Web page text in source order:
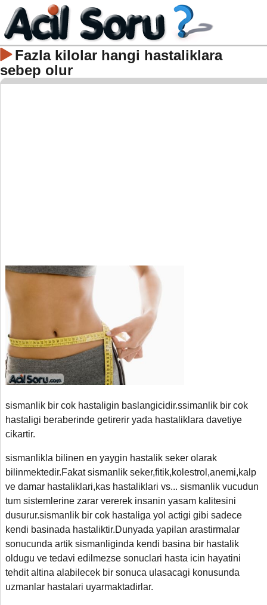
Fazla kilolar hangi hastaliklara
sebep olur
sismanlik bir cok hastaligin baslangicidir.ssimanlik bir cok
hastaligi beraberinde getirerir yada hastaliklara davetiye
cikartir.
sismanlikla bilinen en yaygin hastalik seker olarak
bilinmektedir.Fakat sismanlik seker,fitik,kolestrol,anemi,kalp
ve damar hastaliklari,kas hastaliklari vs... sismanlik vucudun
tum sistemlerine zarar vererek insanin yasam kalitesini
dusurur.sismanlik bir cok hastaliga yol actigi gibi sadece
kendi basinada hastaliktir.Dunyada yapilan arastirmalar
sonucunda artik sismanliginda kendi basina bir hastalik
oldugu ve tedavi edilmezse sonuclari hasta icin hayatini
tehdit altina alabilecek bir sonuca ulasacagi konusunda
uzmanlar hastalari uyarmaktadirlar.